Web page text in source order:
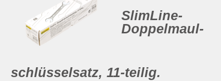
SlimLine-
Doppelmaul­
schlüsselsatz, 11-teilig.